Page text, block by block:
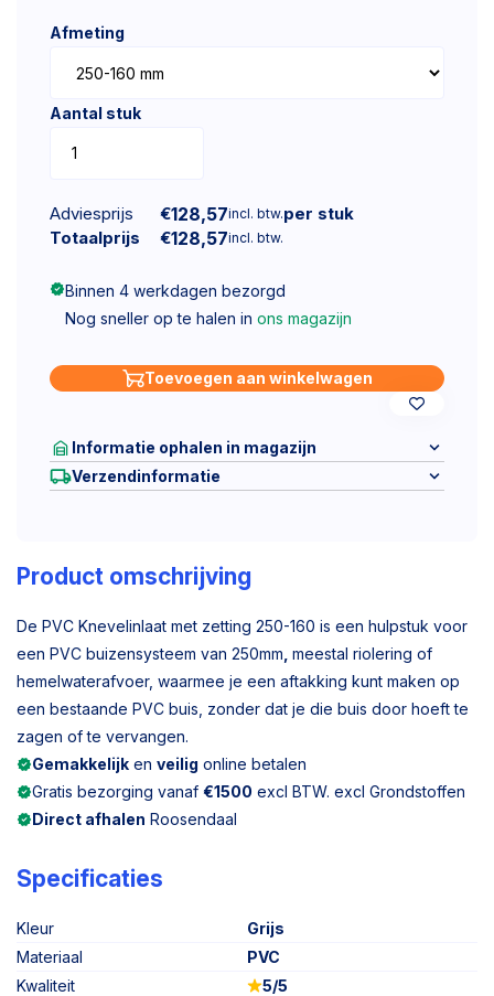
Afmeting
Aantal stuk
Adviesprijs €128,57incl. btw.per stuk
Totaalprijs
€128,57incl. btw.
Binnen 4 werkdagen bezorgd
Nog sneller op te halen in ons magazijn
Toevoegen aan winkelwagen
Informatie ophalen in magazijn
Verzendinformatie
Product omschrijving
De PVC Knevelinlaat met zetting 250-160 is een hulpstuk voor
een PVC buizensysteem van 250mm meestal riolering of
hemelwaterafvoer, waarmee je een aftakking kunt maken op
een bestaande PVC buis, zonder dat je die buis door hoeft te
zagen of te vervangen.
Gemakkelijk en veilig online betalen
Gratis bezorging vanaf €1500 excl BTW. excl Grondstoffen
Direct afhalen Roosendaal
Specificaties
Kleur
Grijs
Materiaal
PVC
Kwaliteit
5/5